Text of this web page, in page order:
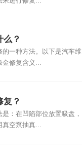
么？
一种方法。以下是汽车维
金修复含义...
复？
：在凹陷部位放置吸盘，
真空泵抽真...